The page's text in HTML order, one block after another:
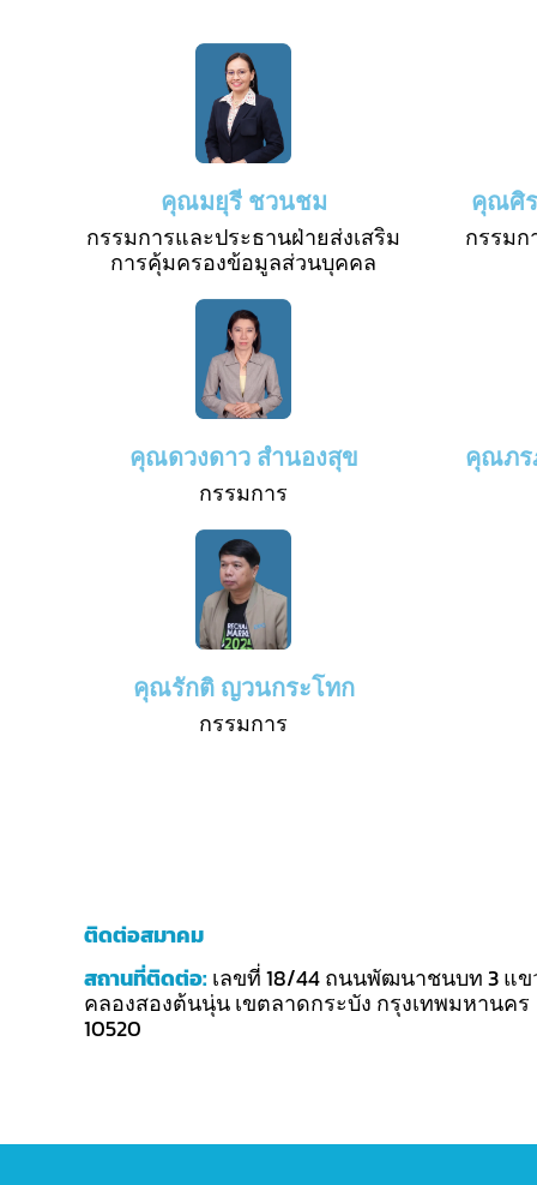
คุณมยุรี ชวนชม
กรรมการและประธานฝ่ายส่งเสริม
การคุ้มครองข้อมูลส่วนบุคคล
คุณศิ
กรรม
คุณดวงดาว สำนองสุข
กรรมการ
คุณภร
คุณรักติ ญวนกระโทก
กรรมการ
ติดต่อสมาคม
สถานที่ติดต่อ: เลขที่ 18/44 ถนนพัฒนาชนบท 3 แข
คลองสองต้นนุ่น เขตลาดกระบัง กรุงเทพมหานคร
10520